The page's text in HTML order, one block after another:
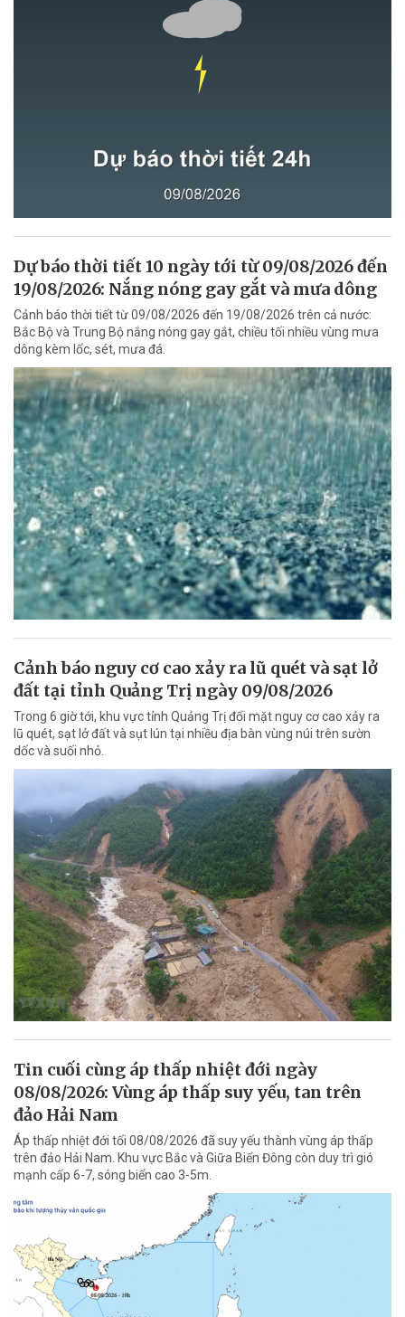
Dự báo thời tiết 10 ngày tới từ 09/08/2026 đến
19/08/2026: Nắng nóng gay gắt và mưa dông
Cảnh báo thời tiết từ 09/08/2026 đến 19/08/2026 trên cả nước:
Bắc Bộ và Trung Bộ nắng nóng gay gắt, chiều tối nhiều vùng mưa
dông kèm lốc, sét, mưa đá.
Cảnh báo nguy cơ cao xảy ra lũ quét và sạt lở
đất tại tỉnh Quảng Trị ngày 09/08/2026
Trong 6 giờ tới, khu vực tỉnh Quảng Trị đối mặt nguy cơ cao xảy ra
lũ quét, sạt lở đất và sụt lún tại nhiều địa bàn vùng núi trên sườn
dốc và suối nhỏ.
Tin cuối cùng áp thấp nhiệt đới ngày
08/08/2026: Vùng áp thấp suy yếu, tan trên
đảo Hải Nam
Áp thấp nhiệt đới tối 08/08/2026 đã suy yếu thành vùng áp thấp
trên đảo Hải Nam. Khu vực Bắc và Giữa Biển Đông còn duy trì gió
mạnh cấp 6-7, sóng biển cao 3-5m.